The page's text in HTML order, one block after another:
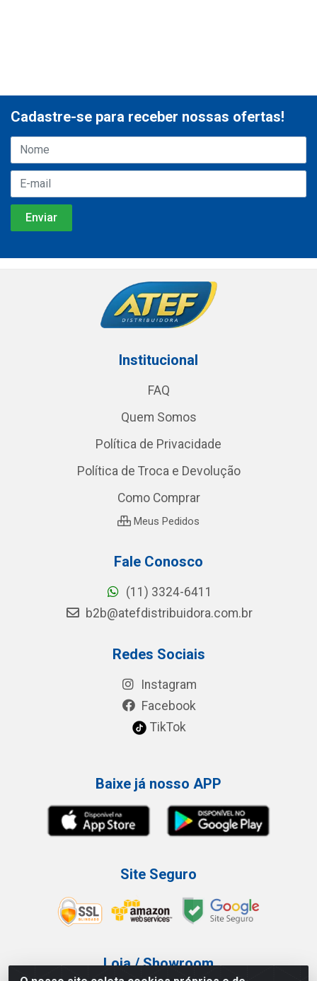
Cadastre-se para receber nossas ofertas!
Institucional
FAQ
Quem Somos
Política de Privacidade
Política de Troca e Devolução
Como Comprar
Meus Pedidos
Fale Conosco
(11) 3324-6411
b2b@atefdistribuidora.com.br
Redes Sociais
Instagram
Facebook
TikTok
Baixe já nosso APP
Site Seguro
Loja / Showroom